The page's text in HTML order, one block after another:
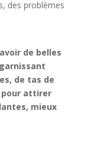
des problèmes
de belles
de tas de
pour attirer
mieux